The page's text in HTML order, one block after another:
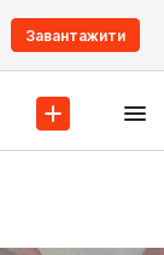
Завантажити